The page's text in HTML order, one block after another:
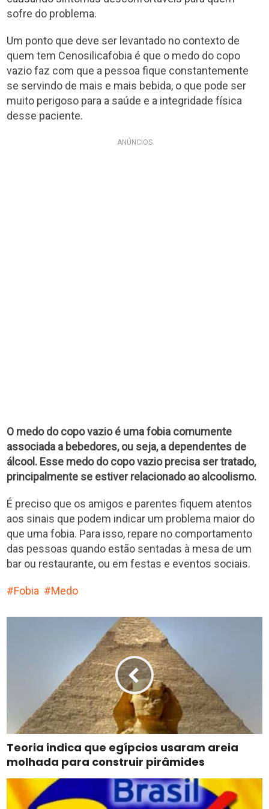
sofre do problema.
Um ponto que deve ser levantado no contexto de
quem tem Cenosilicafobia é que o medo do copo
vazio faz com que a pessoa fique constantemente
se servindo de mais e mais bebida, o que pode ser
muito perigoso para a saúde e a integridade física
desse paciente.
ANÚNCIOS
O medo do copo vazio é uma fobia comumente
associada a bebedores, ou seja, a dependentes de
álcool. Esse medo do copo vazio precisa ser tratado,
principalmente se estiver relacionado ao alcoolismo.
É preciso que os amigos e parentes fiquem atentos
aos sinais que podem indicar um problema maior do
que uma fobia. Para isso, repare no comportamento
das pessoas quando estão sentadas à mesa de um
bar ou restaurante, ou em festas e eventos sociais.
Fobia Medo
Teoria indica que egípcios usaram areia
molhada para construir pirâmides